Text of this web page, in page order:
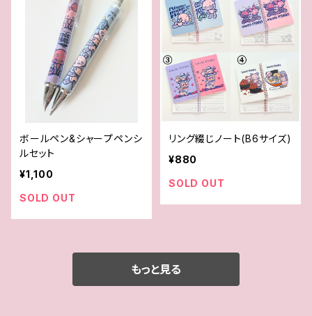
ボールペン&シャープペンシ
ルセット
¥1,100
SOLD OUT
リング綴じノート(B6サイズ)
¥880
SOLD OUT
もっと見る